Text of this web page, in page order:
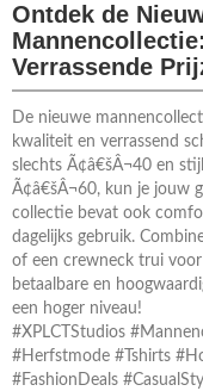
Ontdek de
Verrassende
De nieuwe
kwaliteit en verrassend
slechts Ã¢â€šÂ¬40 en
Ã¢â€šÂ¬60, kun je jouw
collectie bevat ook
dagelijks gebruik.
of een crewneck trui
betaalbare en
een hoger niveau!
#XPLCTStudios
#Herfstmode #Tshirts
#FashionDeals